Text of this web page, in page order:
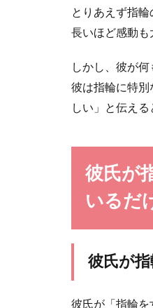
とりあえず指
長いほど感動も
しかし、彼が
彼は指輪に特別
しい」と伝える
彼氏が
いるだ
彼氏が
彼氏が「指輪を